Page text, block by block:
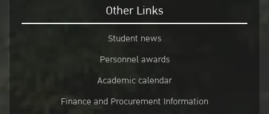
Other Links
Student news
Personnel awards
Academic calendar
Finance and Procurement Information